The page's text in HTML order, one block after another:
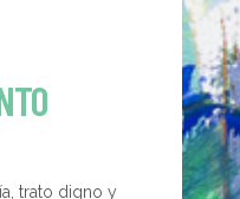
trato digno y